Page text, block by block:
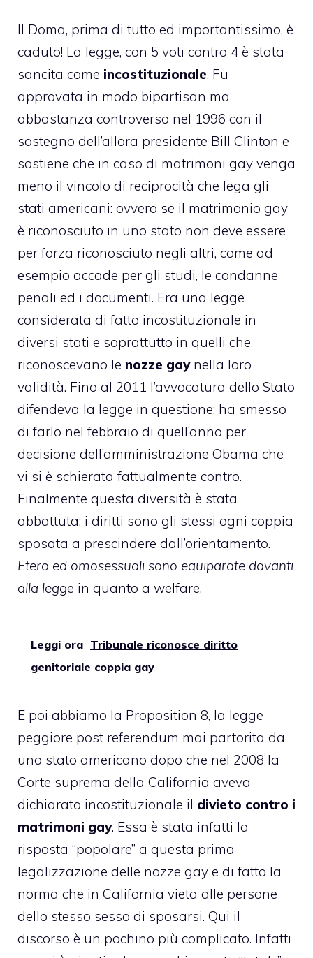
Il Doma, prima di tutto ed importantissimo, è
caduto! La legge, con 5 voti contro 4 è stata
sancita come incostituzionale. Fu
approvata in modo bipartisan ma
abbastanza controverso nel 1996 con il
sostegno dell’allora presidente Bill Clinton e
sostiene che in caso di matrimoni gay venga
meno il vincolo di reciprocità che lega gli
stati americani: ovvero se il matrimonio gay
è riconosciuto in uno stato non deve essere
per forza riconosciuto negli altri, come ad
esempio accade per gli studi, le condanne
penali ed i documenti. Era una legge
considerata di fatto incostituzionale in
diversi stati e soprattutto in quelli che
riconoscevano le nozze gaynella loro
validità. Fino al 2011 l’avvocatura dello Stato
difendeva la legge in questione: ha smesso
di farlo nel febbraio di quell’anno per
decisione dell’amministrazione Obama che
vi si è schierata fattualmente contro.
Finalmente questa diversità è stata
abbattuta: i diritti sono gli stessi ogni coppia
sposata a prescindere dall’orientamento.
Etero ed omosessuali sono equiparate davanti
alla legge in quanto a welfare.
Leggi ora Tribunale riconosce diritto
genitoriale coppia gay
E poi abbiamo la Proposition 8, la legge
peggiore post referendum mai partorita da
uno stato americano dopo che nel 2008 la
Corte suprema della California aveva
dichiarato incostituzionale il divieto contro i
matrimoni gay. Essa è stata infatti la
risposta “popolare” a questa prima
legalizzazione delle nozze gay e di fatto la
norma che in California vieta alle persone
dello stesso sesso di sposarsi. Qui il
discorso è un pochino più complicato. Infatti